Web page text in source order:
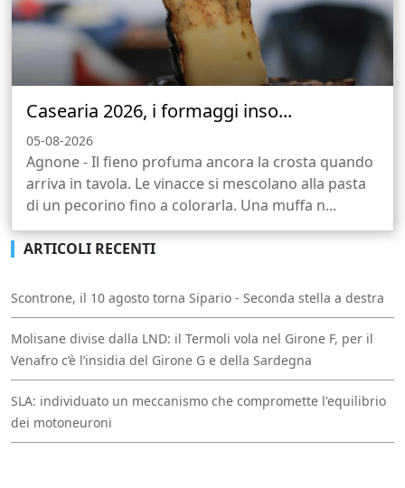
Casearia 2026, i formaggi inso...
05-08-2026
Agnone - Il fieno profuma ancora la crosta quando
arriva in tavola. Le vinacce si mescolano alla pasta
di un pecorino fino a colorarla. Una muffa n...
ARTICOLI RECENTI
Scontrone, il 10 agosto torna Sipario - Seconda stella a destra
Molisane divise dalla LND: il Termoli vola nel Girone F, per il
Venafro c’è l’insidia del Girone G e della Sardegna
SLA: individuato un meccanismo che compromette l'equilibrio
dei motoneuroni